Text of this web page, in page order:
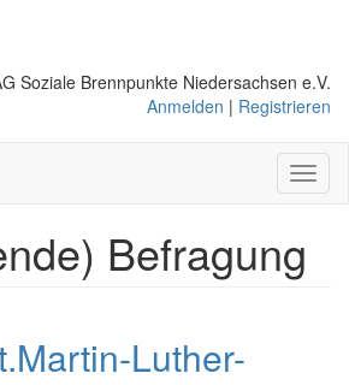
Soziale Brennpunkte Niedersachsen e.V.
Anmelden | Registrieren
Befragung
Luther-